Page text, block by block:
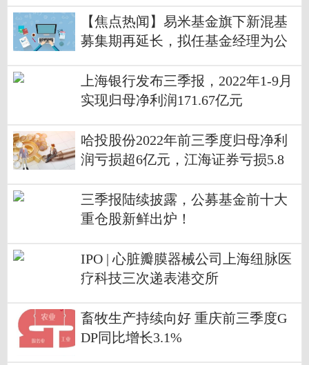
【焦点热闻】易米基金旗下新混基
募集期再延长，拟任基金经理为公
上海银行发布三季报，2022年1-9月
实现归母净利润171.67亿元
哈投股份2022年前三季度归母净利
润亏损超6亿元，江海证券亏损5.8
三季报陆续披露，公募基金前十大
重仓股新鲜出炉！
IPO | 心脏瓣膜器械公司上海纽脉医
疗科技三次递表港交所
畜牧生产持续向好 重庆前三季度G
DP同比增长3.1%